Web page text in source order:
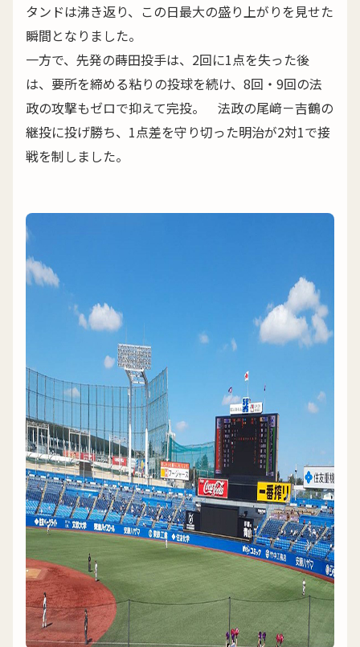
タンドは沸き返り、この日最大の盛り上がりを見せた
瞬間となりました。
一方で、先発の蒔田投手は、2回に1点を失った後
は、要所を締める粘りの投球を続け、8回・9回の法
政の攻撃もゼロで抑えて完投。 法政の尾﨑－吉鶴の
継投に投げ勝ち、1点差を守り切った明治が2対1で接
戦を制しました。